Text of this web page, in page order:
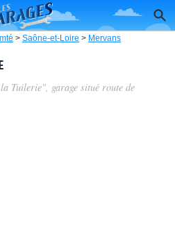
> Saône-et-Loire > Mervans
Tuilerie", garage situé route de